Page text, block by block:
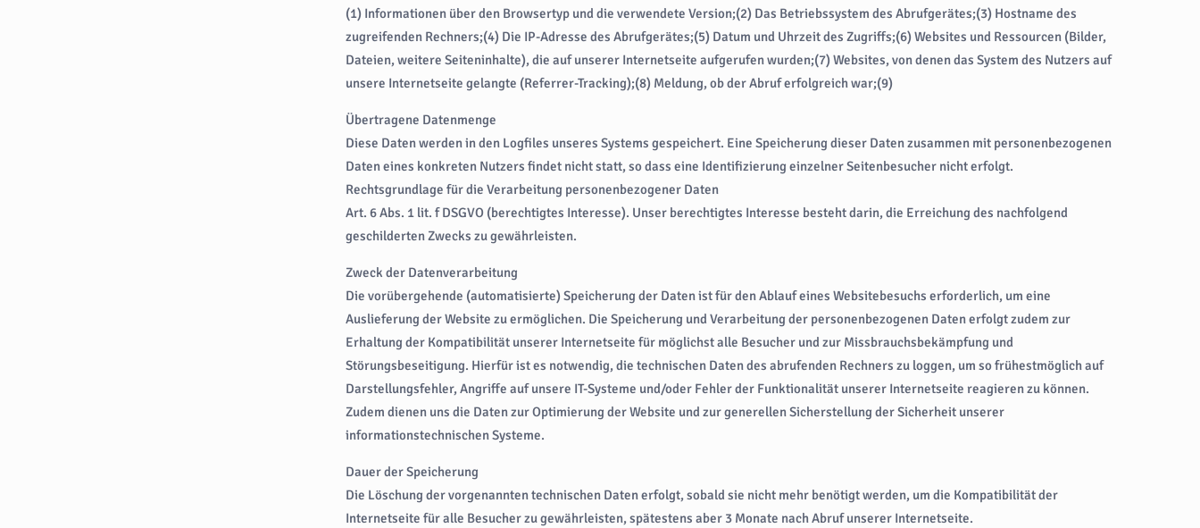
(1) Informationen über den Browsertyp und die verwendete Version;(2) Das Betriebssystem des Abrufgerätes;(3) Hostname des
zugreifenden Rechners;(4) Die IP-Adresse des Abrufgerätes;(5) Datum und Uhrzeit des Zugriffs;(6) Websites und Ressourcen (Bilder,
Dateien, weitere Seiteninhalte), die auf unserer Internetseite aufgerufen wurden;(7) Websites, von denen das System des Nutzers auf
unsere Internetseite gelangte (Referrer-Tracking);(8) Meldung, ob der Abruf erfolgreich war;(9)
Übertragene Datenmenge
Diese Daten werden in den Logfiles unseres Systems gespeichert. Eine Speicherung dieser Daten zusammen mit personenbezogenen
Daten eines konkreten Nutzers findet nicht statt, so dass eine Identifizierung einzelner Seitenbesucher nicht erfolgt.
Rechtsgrundlage für die Verarbeitung personenbezogener Daten
Art. 6 Abs. 1 lit. f DSGVO (berechtigtes Interesse). Unser berechtigtes Interesse besteht darin, die Erreichung des nachfolgend
geschilderten Zwecks zu gewährleisten.
Zweck der Datenverarbeitung
Die vorübergehende (automatisierte) Speicherung der Daten ist für den Ablauf eines Websitebesuchs erforderlich, um eine
Auslieferung der Website zu ermöglichen. Die Speicherung und Verarbeitung der personenbezogenen Daten erfolgt zudem zur
Erhaltung der Kompatibilität unserer Internetseite für möglichst alle Besucher und zur Missbrauchsbekämpfung und
Störungsbeseitigung. Hierfür ist es notwendig, die technischen Daten des abrufenden Rechners zu loggen, um so frühestmöglich auf
Darstellungsfehler, Angriffe auf unsere IT-Systeme und/oder Fehler der Funktionalität unserer Internetseite reagieren zu können.
Zudem dienen uns die Daten zur Optimierung der Website und zur generellen Sicherstellung der Sicherheit unserer
informationstechnischen Systeme.
Dauer der Speicherung
Die Löschung der vorgenannten technischen Daten erfolgt, sobald sie nicht mehr benötigt werden, um die Kompatibilität der
Internetseite für alle Besucher zu gewährleisten, spätestens aber 3 Monate nach Abruf unserer Internetseite.